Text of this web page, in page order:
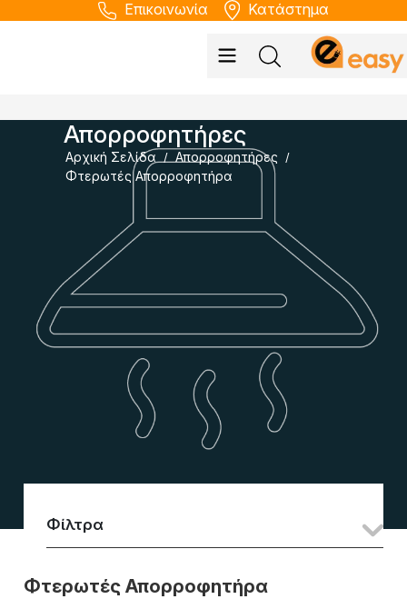
Επικοινωνία Κατάστημα
Αρχική Σελίδα / Απορροφητήρες /
Φτερωτές Απορροφητήρα
Απορροφητήρες
Φίλτρα
Φτερωτές Απορροφητήρα